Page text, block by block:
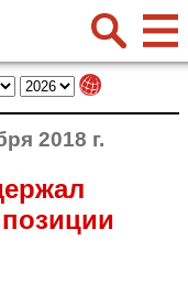
2018 г.